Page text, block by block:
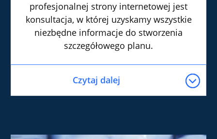
profesjonalnej strony internetowej jest
konsultacja, w której uzyskamy wszystkie
niezbędne informacje do stworzenia
szczegółowego planu.
Czytaj dalej